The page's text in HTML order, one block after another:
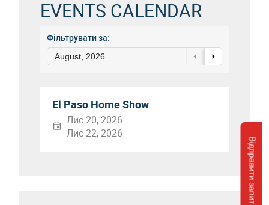
Відправити запит
EVENTS CALENDAR
Фільтрувати за:
August, 2026
El Paso Home Show
Лис 20, 2026
Лис 22, 2026